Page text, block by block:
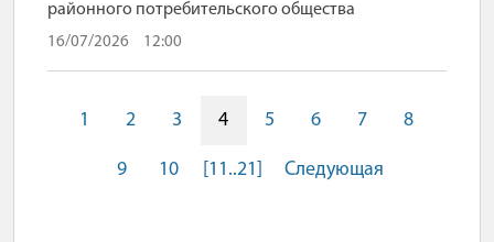
районного потребительского общества
16/07/2026 12:00
1 2 3 4 5 6 7 8
9 10 [11..21] Следующая